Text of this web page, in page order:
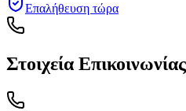
Επαλήθευση τώρα
Στοιχεία Επικοινωνίας